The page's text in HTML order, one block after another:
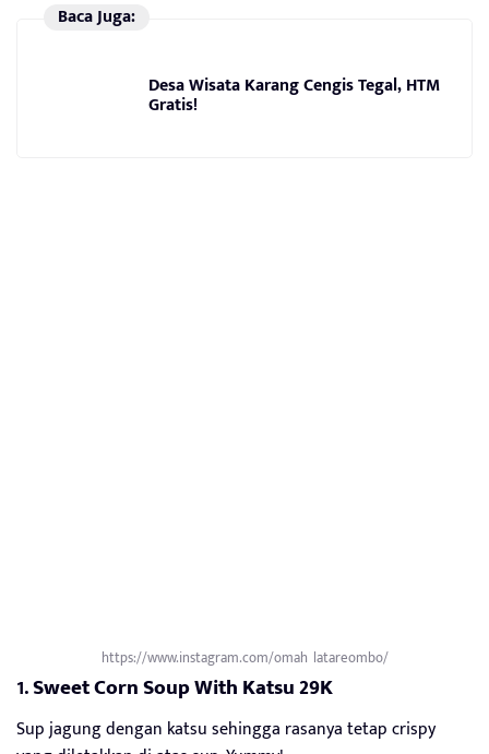
Baca Juga:
Desa Wisata Karang Cengis Tegal, HTM
Gratis!
https://www.instagram.com/omah_latareombo/
1.Sweet Corn Soup With Katsu 29K
Sup jagung dengan katsu sehingga rasanya tetap crispy